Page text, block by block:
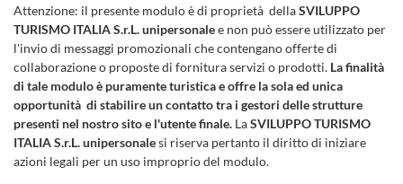
Attenzione: il presente modulo è di proprietà dellaSVILUPPO
TURISMO ITALIA S.r.L. unipersonalee non può essere utilizzato per
l'invio di messaggi promozionali che contengano offerte di
collaborazione o proposte di fornitura servizi o prodotti. La finalità
di tale modulo è puramente turistica e offre la sola ed unica
opportunità di stabilire un contatto tra i gestori delle strutture
presenti nel nostro sito e l'utente finale. LaSVILUPPO TURISMO
ITALIA S.r.L. unipersonalesi riserva pertanto il diritto di iniziare
azioni legali per un uso improprio del modulo.